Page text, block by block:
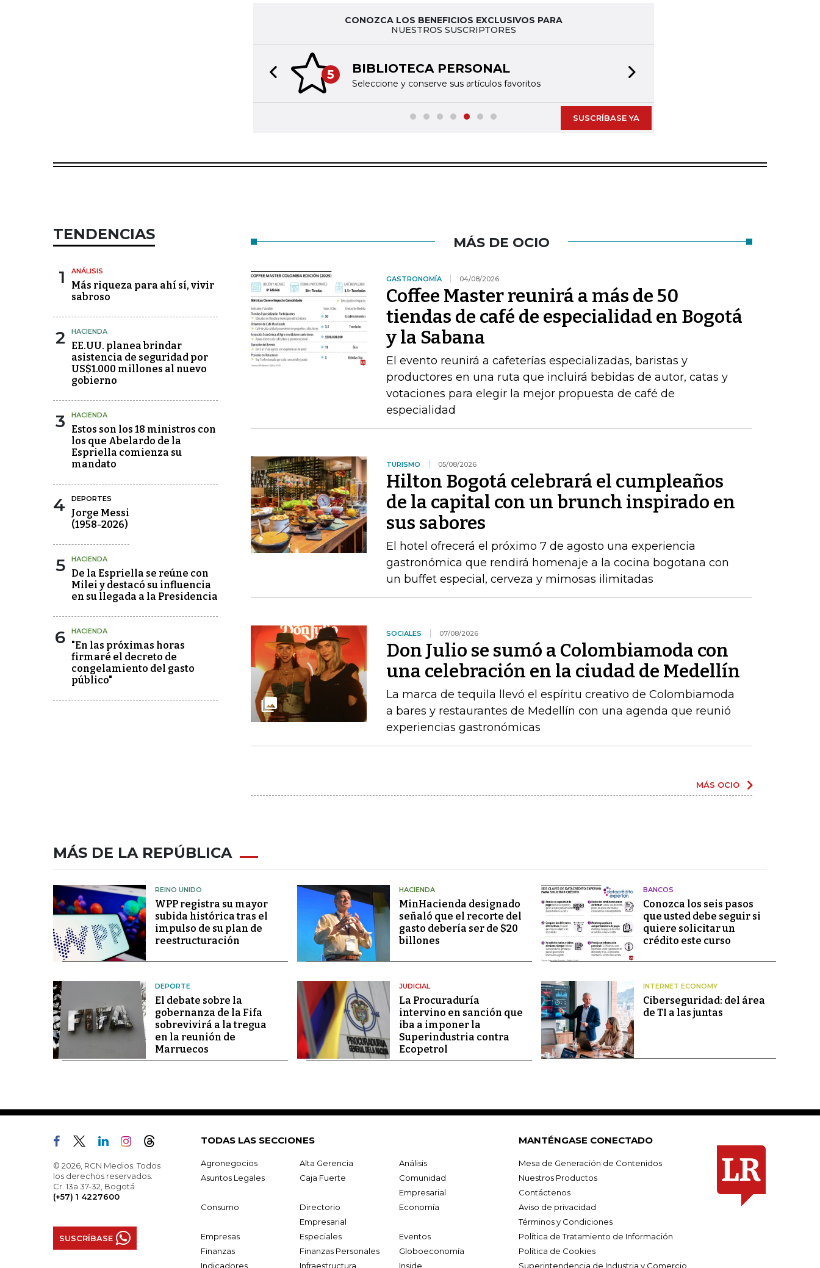
CONOZCA LOS BENEFICIOS EXCLUSIVOS PARA
NUESTROS SUSCRIPTORES
5 BIBLIOTECA PERSONAL
Seleccione y conserve sus artículos favoritos
Previous slide
SUSCRÍBASE YA
TENDENCIAS
1 ANÁLISIS
Más riqueza para ahí sí, vivir
sabroso
2 HACIENDA
EE.UU. planea brindar
asistencia de seguridad por
US$1.000 millones al nuevo
gobierno
3 HACIENDA
Estos son los 18 ministros con
los que Abelardo de la
Espriella comienza su
mandato
4 DEPORTES
Jorge Messi
(1958-2026)
5 HACIENDA
De la Espriella se reúne con
Milei y destacó su influencia
en su llegada a la Presidencia
6 HACIENDA
"En las próximas horas
firmaré el decreto de
congelamiento del gasto
público"
MÁS DE OCIO
GASTRONOMÍA 04/08/2026
Coffee Master reunirá a más de 50
tiendas de café de especialidad en Bogotá
y la Sabana
El evento reunirá a cafeterías especializadas, baristas y
productores en una ruta que incluirá bebidas de autor, catas y
votaciones para elegir la mejor propuesta de café de
especialidad
TURISMO 05/08/2026
Hilton Bogotá celebrará el cumpleaños
de la capital con un brunch inspirado en
sus sabores
El hotel ofrecerá el próximo 7 de agosto una experiencia
gastronómica que rendirá homenaje a la cocina bogotana con
un buffet especial, cerveza y mimosas ilimitadas
SOCIALES 07/08/2026
Don Julio se sumó a Colombiamoda con
una celebración en la ciudad de Medellín
La marca de tequila llevó el espíritu creativo de Colombiamoda
a bares y restaurantes de Medellín con una agenda que reunió
experiencias gastronómicas
MÁS OCIO
MÁS DE LA REPÚBLICA
REINO UNIDO
WPP registra su mayor
subida histórica tras el
impulso de su plan de
reestructuración
HACIENDA
MinHacienda designado
señaló que el recorte del
gasto debería ser de $20
billones
BANCOS
Conozca los seis pasos
que usted debe seguir si
quiere solicitar un
crédito este curso
DEPORTE
El debate sobre la
gobernanza de la Fifa
sobrevivirá a la tregua
en la reunión de
Marruecos
JUDICIAL
La Procuraduría
intervino en sanción que
iba a imponer la
Superindustria contra
Ecopetrol
INTERNET ECONOMY
Ciberseguridad: del área
de TI a las juntas
© 2026, RCN Medios. Todos
los derechos reservados.
Cr. 13a 37-32, Bogotá
(+57) 1 4227600
SUSCRÍBASE
TODAS LAS SECCIONES
Agronegocios Alta Gerencia
Análisis
Asuntos Legales
Caja Fuerte
Comunidad
Empresarial
Consumo
Directorio
Empresarial
Economía
Empresas Especiales
Eventos
Finanzas
Finanzas Personales
Globoeconomía
Indicadores
Infraestructura Inside
MANTÉNGASE CONECTADO
Mesa de Generación de Contenidos
Nuestros Productos
Contáctenos
Aviso de privacidad
Términos y Condiciones
Política de Tratamiento de Información
Política de Cookies
Superintendencia de Industria y Comercio